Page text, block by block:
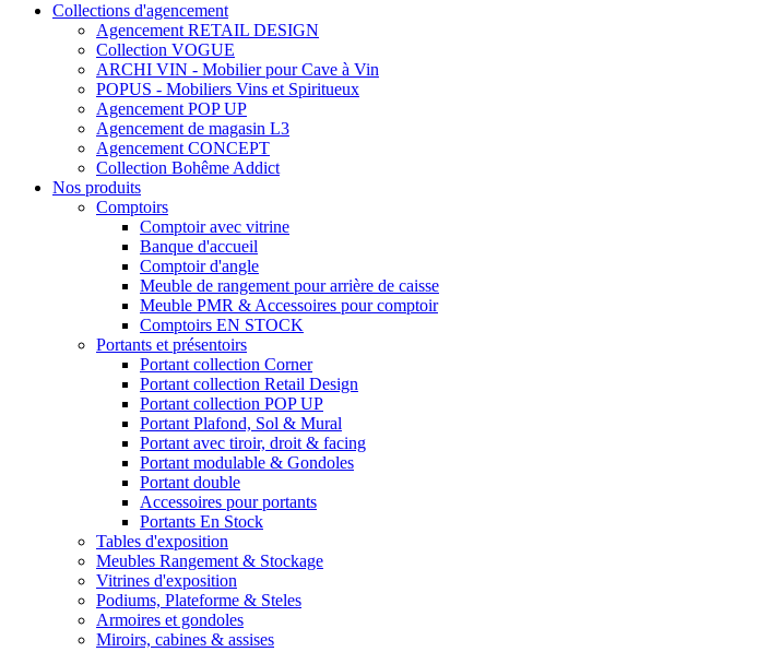
Collections d'agencement
Agencement RETAIL DESIGN
Collection VOGUE
ARCHI VIN - Mobilier pour Cave à Vin
POPUS - Mobiliers Vins et Spiritueux
Agencement POP UP
Agencement de magasin L3
Agencement CONCEPT
Collection Bohême Addict
Nos produits
Comptoirs
Comptoir avec vitrine
Banque d'accueil
Comptoir d'angle
Meuble de rangement pour arrière de caisse
Meuble PMR & Accessoires pour comptoir
Comptoirs EN STOCK
Portants et présentoirs
Portant collection Corner
Portant collection Retail Design
Portant collection POP UP
Portant Plafond, Sol & Mural
Portant avec tiroir, droit & facing
Portant modulable & Gondoles
Portant double
Accessoires pour portants
Portants En Stock
Tables d'exposition
Meubles Rangement & Stockage
Vitrines d'exposition
Podiums, Plateforme & Steles
Armoires et gondoles
Miroirs, cabines & assises